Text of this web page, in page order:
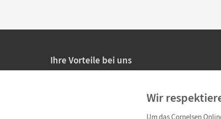
Ihre Vorteile bei uns
Persönliche Angebote für Lehrkräfte
Wir
Um das Cornelsen